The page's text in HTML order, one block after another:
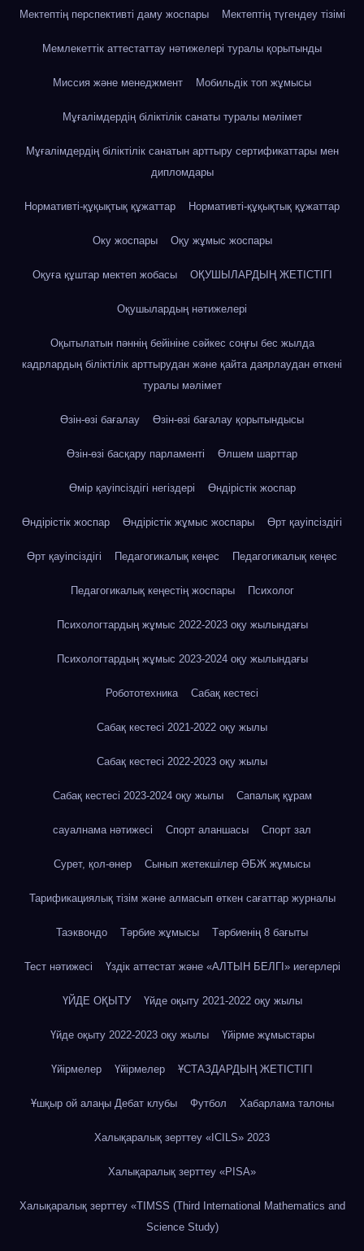
Мектептің перспективті даму жоспары Мектептің түгендеу тізімі
Мемлекеттік аттестаттау нәтижелері туралы қорытынды
Миссия және менеджмент Мобильдік топ жұмысы
Мұғалімдердің біліктілік санаты туралы мәлімет
Мұғалімдердің біліктілік санатын арттыру сертификаттары мен
дипломдары
Нормативті-құқықтық құжаттар Нормативті-құқықтық құжаттар
Оку жоспары Оқу жұмыс жоспары
Оқуға құштар мектеп жобасы ОҚУШЫЛАРДЫҢ ЖЕТІСТІГІ
Оқушылардың нәтижелері
Оқытылатын пәннің бейініне сәйкес соңғы бес жылда
кадрлардың біліктілік арттырудан және қайта даярлаудан өткені
туралы мәлімет
Өзін-өзі бағалау Өзін-өзі бағалау қорытындысы
Өзін-өзі басқару парламенті Өлшем шарттар
Өмір қауіпсіздігі негіздері Өндірістік жоспар
Өндірістік жоспар Өндірістік жұмыс жоспары Өрт қауіпсіздігі
Өрт қауіпсіздігі Педагогикалық кеңес Педагогикалық кеңес
Педагогикалық кеңестің жоспары Психолог
Психологтардың жұмыс 2022-2023 оқу жылындағы
Психологтардың жұмыс 2023-2024 оқу жылындағы
Робототехника Сабақ кестесі
Сабақ кестесі 2021-2022 оқу жылы
Сабақ кестесі 2022-2023 оқу жылы
Сабақ кестесі 2023-2024 оқу жылы Сапалық құрам
сауалнама нәтижесі Спорт аланшасы Спорт зал
Сурет, қол-өнер Сынып жетекшілер ӘБЖ жұмысы
Тарификациялық тізім және алмасып өткен сағаттар журналы
Таэквондо Тәрбие жұмысы Тәрбиенің 8 бағыты
Тест нәтижесі Үздік аттестат және «АЛТЫН БЕЛГІ» иегерлері
ҮЙДЕ ОҚЫТУ Үйде оқыту 2021-2022 оқу жылы
Үйде оқыту 2022-2023 оқу жылы Үйірме жұмыстары
Үйірмелер Үйірмелер ҰСТАЗДАРДЫҢ ЖЕТІСТІГІ
Ұшқыр ой алаңы Дебат клубы Футбол Хабарлама талоны
Халықаралық зерттеу «IСILS» 2023
Халықаралық зерттеу «PISA»
Халықаралық зерттеу «TIMSS (Third International Mathematics and
Science Study)